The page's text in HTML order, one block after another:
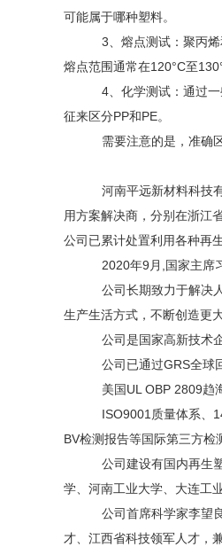
可能属于哪种塑料。
3、熔点测试：聚丙
熔点范围通常在120°C至
4、化学测试：通过
征来区分PP和PE。
需要注意的是，准确
河南平远新材料科技
用方案解决商，分别在浙江
公司已累计处置利用各种再
2020年9月,国家主席
公司长期致力于解决
生产生活方式，不断创造更大
公司是国家高新技术
公司已通过GRS全球
美国UL OBP 2809趋
ISO9001质量体系、
BV检测报告等国际第三方检
公司建设有国内再生
学、河南工业大学、大连工
公司首席科学家李望
才、江西省科技领军人才，